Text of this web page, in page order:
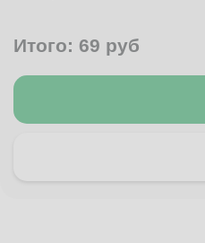
Итого: 69 руб